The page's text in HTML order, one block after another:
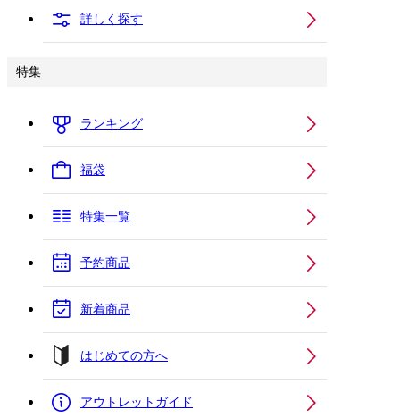
詳しく探す
特集
ランキング
福袋
特集一覧
予約商品
新着商品
はじめての方へ
アウトレットガイド